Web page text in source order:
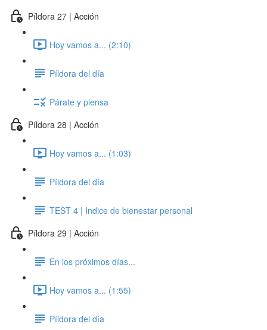
Píldora 27 | Acción
Hoy vamos a... (2:10)
Píldora del día
Párate y piensa
Píldora 28 | Acción
Hoy vamos a... (1:03)
Píldora del día
TEST 4 | Indice de bienestar personal
Píldora 29 | Acción
En los próximos días...
Hoy vamos a... (1:55)
Píldora del día